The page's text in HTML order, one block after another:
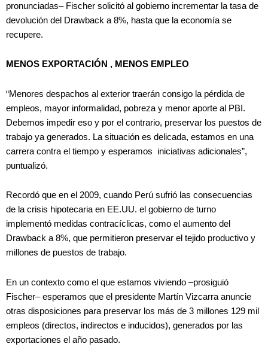
pronunciadas– Fischer solicitó al gobierno incrementar la tasa de
devolución del Drawback a 8%, hasta que la economía se
recupere.
MENOS EXPORTACIÓN , MENOS EMPLEO
“Menores despachos al exterior traerán consigo la pérdida de
empleos, mayor informalidad, pobreza y menor aporte al PBI.
Debemos impedir eso y por el contrario, preservar los puestos de
trabajo ya generados. La situación es delicada, estamos en una
carrera contra el tiempo y esperamos iniciativas adicionales”,
puntualizó.
Recordó que en el 2009, cuando Perú sufrió las consecuencias
de la crisis hipotecaria en EE.UU. el gobierno de turno
implementó medidas contracíclicas, como el aumento del
Drawback a 8%, que permitieron preservar el tejido productivo y
millones de puestos de trabajo.
En un contexto como el que estamos viviendo –prosiguió
Fischer– esperamos que el presidente Martín Vizcarra anuncie
otras disposiciones para preservar los más de 3 millones 129 mil
empleos (directos, indirectos e inducidos), generados por las
exportaciones el año pasado.